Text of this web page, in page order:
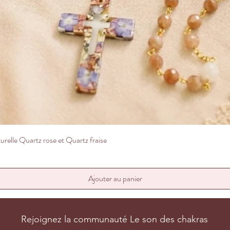
Aperçu rapide
Quartz rose et Quartz fraise
Ajouter au panier
Rejoignez la communauté Le son des chakras